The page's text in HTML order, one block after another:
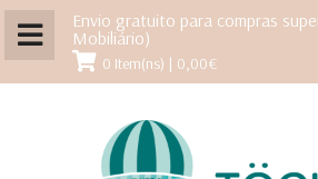
Envio gratuito para compras
Mobiliário)
0 Item(ns) | 0,00€